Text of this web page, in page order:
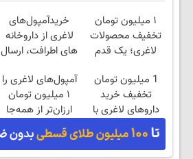
۱ میلیون تومان
تخفیف محصولات
لاغری؛ یک قدم
کاهش وزن
خریدآمپول‌های
لاغری از داروخانه
های اطرافت، ارسال
یخ!
1 میلیون تومان
تخفیف خرید
داروهای لاغری با
ارسال از داروخانه و
پک یخ!
آمپول‌های لاغری را
۱ میلیون تومان
ارزان‌تر از همه‌جا
بخر!